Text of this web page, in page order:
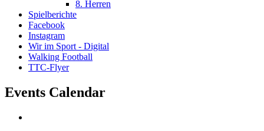
8. Herren
Spielberichte
Facebook
Instagram
Wir im Sport - Digital
Walking Football
TTC-Flyer
Events Calendar